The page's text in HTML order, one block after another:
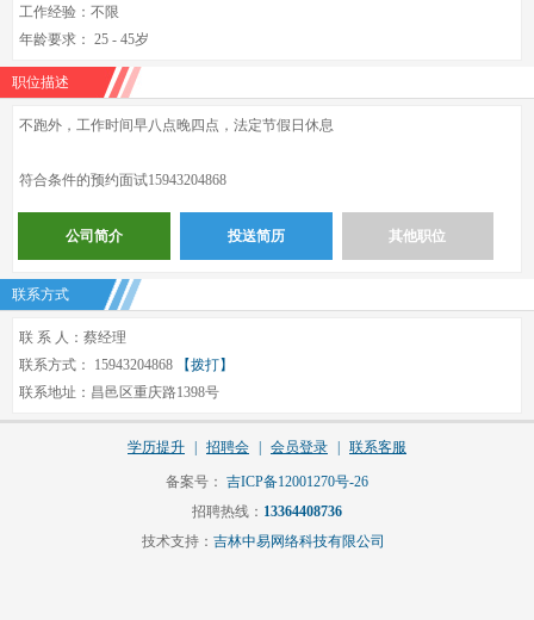
工作经验：不限
年龄要求： 25 - 45岁
职位描述
不跑外，工作时间早八点晚四点，法定节假日休息
符合条件的预约面试15943204868
公司简介 投送简历 其他职位
联系方式
联 系 人：蔡经理
联系方式： 15943204868
【拨打】
联系地址：昌邑区重庆路1398号
学历提升 招聘会 会员登录 联系客服
备案号： 吉ICP备12001270号-26
招聘热线： 13364408736
技术支持： 吉林中易网络科技有限公司